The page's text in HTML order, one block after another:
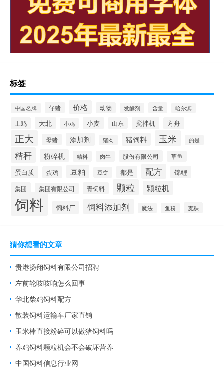
标签
中国名牌 仔猪 价格 动物 发酵剂 含量 哈尔滨
土鸡 大北 小鸡 小麦 山东 搅拌机 方舟
正大 母猪 添加剂 猪肉 猪饲料 玉米 的是
秸秆 粉碎机 精料 肉牛 股份有限公司 草鱼
蛋白质 蛋鸡 豆粕 豆饼 都是 配方 锦鲤
集团 集团有限公司 青饲料 颗粒 颗粒机
饲料 饲料厂 饲料添加剂 魔法 鱼粉 麦麸
猜你想看的文章
贵港扬翔饲料有限公司招聘
左前轮吱吱响怎么回事
华北柴鸡饲料配方
散装饲料运输车厂家直销
玉米棒直接粉碎可以做猪饲料吗
养鸡饲料颗粒机会不会破坏营养
中国饲料信息行业网